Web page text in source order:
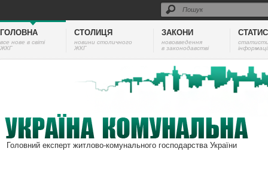
ГОЛОВНА
все нове в світі
ЖКГ
СТОЛИЦЯ
новини столичного
ЖКГ
ЗАКОНИ
нововведення
в законодавстві
Головний експерт житлово-комунального господарства України